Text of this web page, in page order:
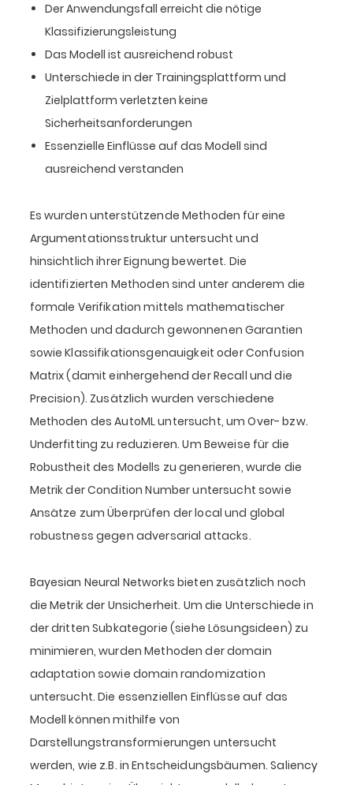
Der Anwendungsfall erreicht die nötige
Klassifizierungsleistung
Das Modell ist ausreichend robust
Unterschiede in der Trainingsplattform und
Zielplattform verletzten keine
Sicherheitsanforderungen
Essenzielle Einflüsse auf das Modell sind
ausreichend verstanden
Es wurden unterstützende Methoden für eine
Argumentationsstruktur untersucht und
hinsichtlich ihrer Eignung bewertet. Die
identifizierten Methoden sind unter anderem die
formale Verifikation mittels mathematischer
Methoden und dadurch gewonnenen Garantien
sowie Klassifikationsgenauigkeit oder Confusion
Matrix (damit einhergehend der Recall und die
Precision). Zusätzlich wurden verschiedene
Methoden des AutoML untersucht, um Over- bzw.
Underfitting zu reduzieren. Um Beweise für die
Robustheit des Modells zu generieren, wurde die
Metrik der Condition Number untersucht sowie
Ansätze zum Überprüfen der local und global
robustness gegen adversarial attacks.
Bayesian Neural Networks bieten zusätzlich noch
die Metrik der Unsicherheit. Um die Unterschiede in
der dritten Subkategorie (siehe Lösungsideen) zu
minimieren, wurden Methoden der domain
adaptation sowie domain randomization
untersucht. Die essenziellen Einflüsse auf das
Modell können mithilfe von
Darstellungstransformierungen untersucht
werden, wie z.B. in Entscheidungsbäumen. Saliency